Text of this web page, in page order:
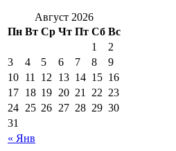
Август 2026
Пн Вт Ср Чт Пт Сб Вс
« Янв
1
2
3
4 5 6 7 8
9
10 11 12 13 14 15 16
17 18 19 20 21 22 23
24 25 26 27 28 29 30
31